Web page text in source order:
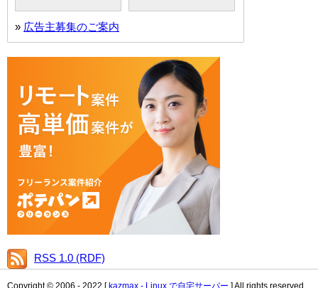
» 広告主募集のご案内
RSS 1.0 (RDF)
Copyright © 2006 - 2022 [ kazmax - Linux で自宅サーバー ] All rights reserved.